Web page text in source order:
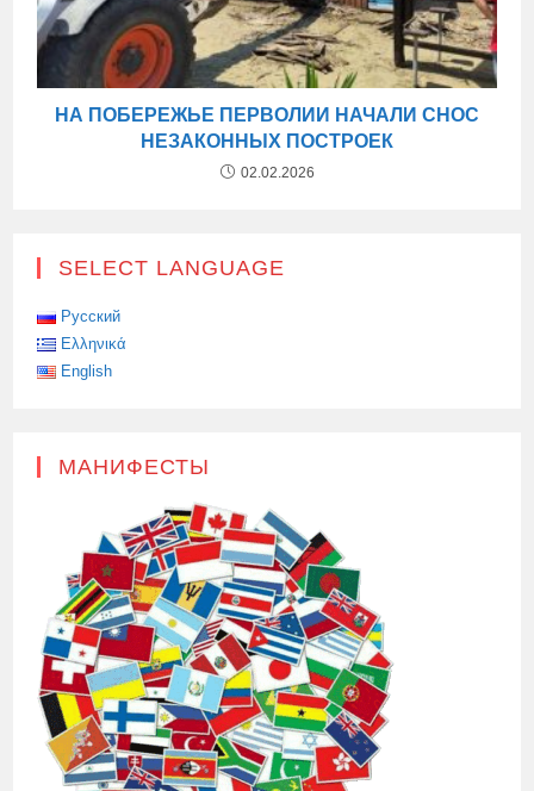
НА ПОБЕРЕЖЬЕ ПЕРВОЛИИ НАЧАЛИ СНОС
НЕЗАКОННЫХ ПОСТРОЕК
02.02.2026
SELECT LANGUAGE
Русский
Ελληνικά
English
МАНИФЕСТЫ